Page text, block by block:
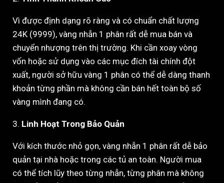
Vì được định dạng rõ ràng và có chuẩn chất lượng
24K (9999), vàng nhẫn 1 phân rất dễ mua bán và
chuyển nhượng trên thị trường. Khi cần xoay vòng
vốn hoặc sử dụng vào các mục đích tài chính đột
xuất, người sở hữu vàng 1 phân có thể dễ dàng thanh
khoản từng phần mà không cần bán hết toàn bộ số
vàng mình đang có.
3. Linh Hoạt Trong Bảo Quản
Với kích thước nhỏ gọn, vàng nhẫn 1 phân rất dễ bảo
quản tại nhà hoặc trong các tủ an toàn. Người mua
có thể tích lũy theo từng nhẫn, từng phân mà không